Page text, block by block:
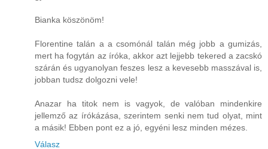
Bianka köszönöm!
Florentine talán a a csomónál talán még jobb a gumizás,
mert ha fogytán az íróka, akkor azt lejjebb tekered a zacskó
szárán és ugyanolyan feszes lesz a kevesebb masszával is,
jobban tudsz dolgozni vele!
Anazar ha titok nem is vagyok, de valóban mindenkire
jellemző az írókázása, szerintem senki nem tud olyat, mint
a másik! Ebben pont ez a jó, egyéni lesz minden mézes.
Válasz